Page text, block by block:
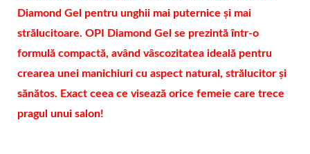
Diamond Gel pentru unghii mai puternice și mai
strălucitoare. OPI Diamond Gel se prezintă într-o
formulă compactă, având vâscozitatea ideală pentru
crearea unei manichiuri cu aspect natural, strălucitor și
sănătos. Exact ceea ce visează orice femeie care trece
pragul unui salon!